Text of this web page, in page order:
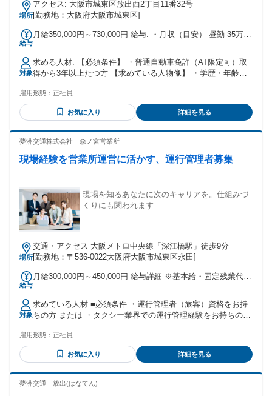
場所
アクセス: 大阪市城東区放出西2丁目11番32号
[勤務地：大阪府大阪市城東区]
給与
月給350,000円～730,000円 給与: ・月収（目安） 昼勤 35万〜
⭐ 年収例1（入社1年目）／ 900万円 ⭐ 年収例2（入社2年目）
／ 780万円 ⭐ 未経験1年目の平均年収が【536万円】 ⭐ 全体平
均 平均年収501万円 ※昼勤496万円 夜勤560万円
対象
求める人材: 【必須条件】 ・普通自動車免許（AT限定可）取
得から3年以上たつ方 【求めている人物像】 ・学歴・年齢不
歓迎❗️ ・二種免許未取得でも、タクシードライバーを目指した
い方 →二種免許費用負担は会社が全負担✅️（取得期間中も日
給1万円支給） 【65歳定年】 * 定年後は嘱託社員制度がある
雇用形態： 正社員
お気に入り 詳細を見る
夢洲交通株式会社 森ノ宮営業所
現場経験を営業所運営に活かす、運行管理者募集
現場を知るあなたに次のキャリアを。仕組みづ
くりにも関われます
場所
交通・アクセス 大阪メトロ中央線「深江橋駅」徒歩9分
[勤務地：〒536-0022大阪府大阪市城東区永田]
給与
月給300,000円～450,000円 給与詳細 ※基本給・固定残業代の
り 1ヶ月あたり7万3290円 〜 10万9935円（固定残業時間：1
ヶ月あたり45時間） 固定残業時間を超えた勤務時間について
は別途残業代を支給する 【一律手当】 全員に一律で支払われ
る通勤・皆勤・家族手当金額：なし 全員に一律で支払われる
対象
求めている人材 ■必須条件 ・運行管理者（旅客）資格をお持
ちの方 または ・タクシー業界での運行管理経験をお持ちの方
補佐などマネジメント経験をお持ちの方 ・タクシー乗務員経
験をお持ちの方 ・複数名のスタッフ管理経験をお持ちの方 ・
運行管理経験3年以上の方 ■こんな方を歓迎します ・運行管理
営業所全体を見ながら仕事をしたい方 ・安全管理と売上管理
雇用形態： 正社員
お気に入り 詳細を見る
夢洲交通 放出(はなてん)